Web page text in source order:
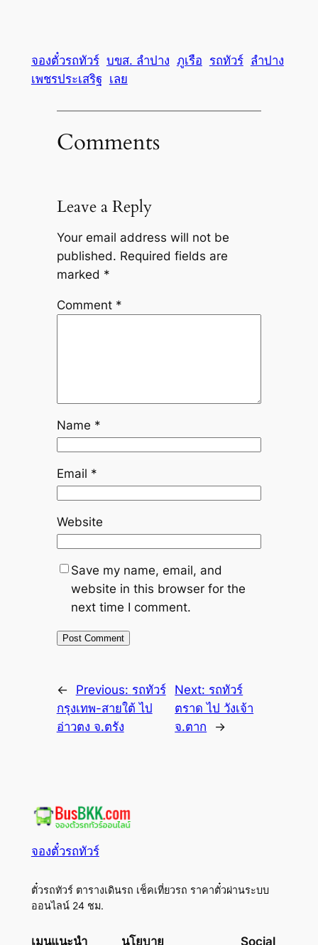
จองตั๋วรถทัวร์ บขส. ลำปาง ภูเรือ รถทัวร์ ลำปาง
เพชรประเสริฐ เลย
Comments
Leave a Reply
Your email address will not be
published. Required fields are
marked *
Comment *
Name *
Email *
Website
Save my name, email, and
website in this browser for the
next time I comment.
← Previous: รถทัวร์
กรุงเทพ-สายใต้ ไป
อ่าวตง จ.ตรัง
Next: รถทัวร์
ตราด ไป วังเจ้า
จ.ตาก
→
จองตั๋วรถทัวร์
ตั๋วรถทัวร์ ตารางเดินรถ เช็คเที่ยวรถ ราคาตั๋วผ่านระบบ
ออนไลน์ 24 ชม.
เมนูแนะนำ นโยบาย Social